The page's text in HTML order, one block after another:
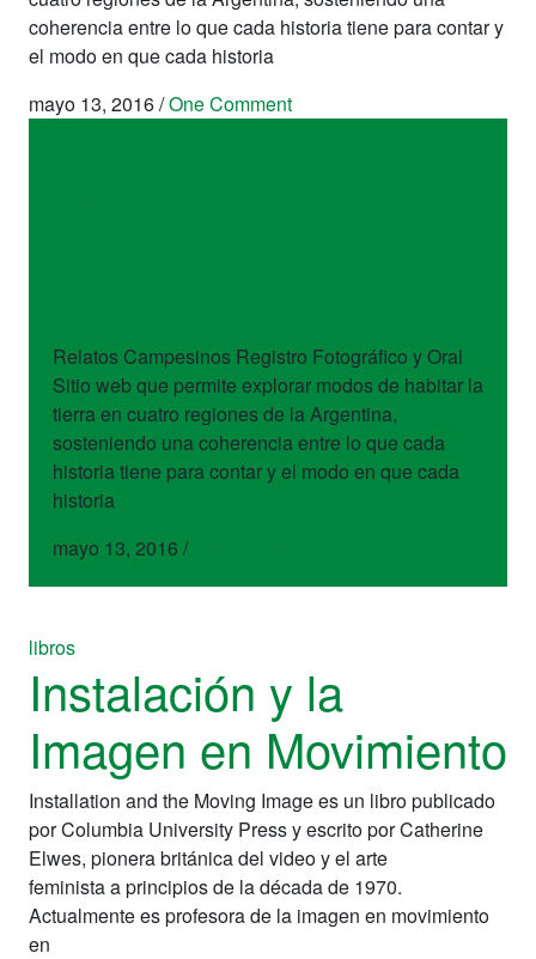
coherencia entre lo que cada historia tiene para contar y
el modo en que cada historia
mayo 13, 2016/One Comment
Relatos Campesinos Registro Fotográfico y Oral
Sitio web que permite explorar modos de habitar la
tierra en cuatro regiones de la Argentina,
sosteniendo una coherencia entre lo que cada
historia tiene para contar y el modo en que cada
historia
mayo 13, 2016 /
libros
Instalación y la
Imagen en Movimiento
Installation and the Moving Image es un libro publicado
por Columbia University Press y escrito por Catherine
Elwes, pionera británica del video y el arte
feminista a principios de la década de 1970.
Actualmente es profesora de la imagen en movimiento
en